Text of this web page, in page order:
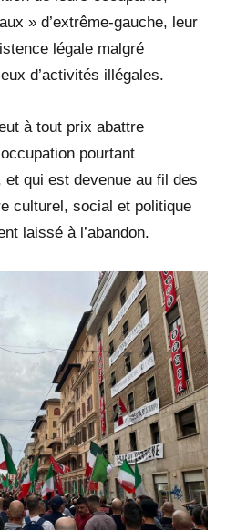
» d’extrême-gauche, leur
légale malgré
d’activités illégales.
à tout prix abattre
pourtant
et qui est devenue au fil des
culturel, social et politique
laissé à l’abandon.